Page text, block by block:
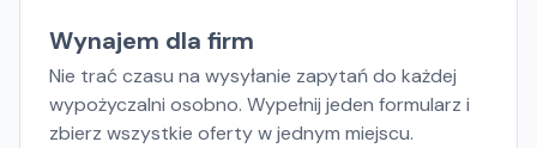
Wynajem dla firm
Nie trać czasu na wysyłanie zapytań do każdej
wypożyczalni osobno. Wypełnij jeden formularz i
zbierz wszystkie oferty w jednym miejscu.